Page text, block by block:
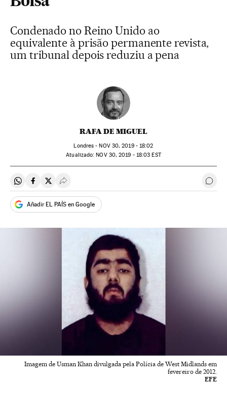
Condenado no Reino Unido ao
equivalente à prisão permanente revista,
um tribunal depois reduziu a pena
RAFA DE MIGUEL
Londres -NOV30, 2019 - 18:02
atualizado: NOV30, 2019 - 18:03 EST
Compartir en Whatsapp
Compartir en Facebook
Compartir en Twitter
Desplegar Redes Sociales
Añadir EL PAÍS en Google
Imagem de Usman Khan divulgada pela Polícia de West Midlands em
fevereiro de 2012.
EFE